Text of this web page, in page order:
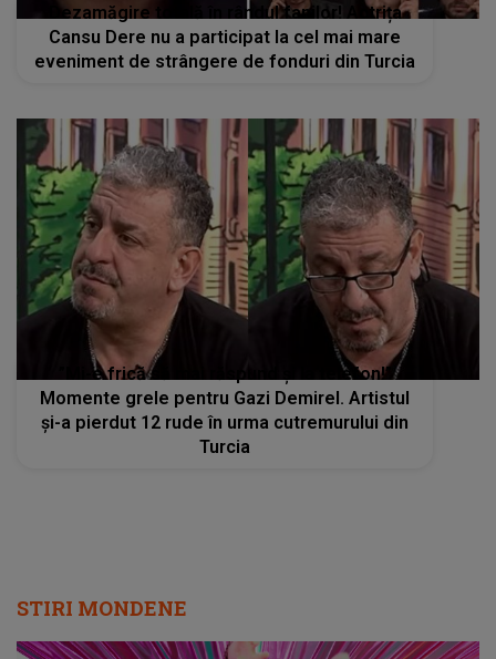
Dezamăgire totală în rândul fanilor! Actrița
Cansu Dere nu a participat la cel mai mare
eveniment de strângere de fonduri din Turcia
”Mi-e frică să mai răspund și la telefon!”
Momente grele pentru Gazi Demirel. Artistul
și-a pierdut 12 rude în urma cutremurului din
Turcia
STIRI MONDENE